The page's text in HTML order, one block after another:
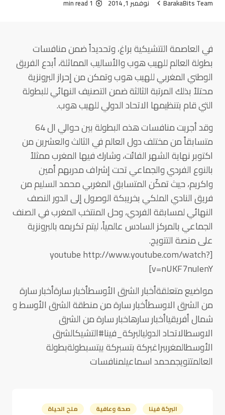
BarakaBits Team نوفمبر 1, 2014 1 min read
في العاصمة التتشيكية براغ، وتحديداً ضمن منافسات
بطولة العالم للهيب هوب والأساليب المماثلة، أبدع الفريق
الوطني المغربي للهيب هوب وتمكن من إحراز البرونزية
محتلاً بذلك المرتبة الثالثة ضمن التصنيف النهائي للبطولة
التي قام بتنظيمها الاتحاد الدولي للهيب هوب.
وقد أجريت منافسات هذه البطولة بين حوالي ال 64
متسابقاً من مختلف دول العالم في الثالث والعشرين من
اكتوبر نهاية الشهر الفائت، وشارك فيها المغرب ممثلاً
بالنوع الفردي والجماعي تحت إشراف مدربهم أمين
واكريم، حيث تمكّن المتسابق المغربي محمد السليم من
فريق النادي الملكي بخريبكة الوصول إلى الدور النصف
النهائي لمسابقة الفردي، وحل المنتخب المغرب في الصنف
الجماعي بالمركز السادس عالمياً، ليتم تكريمه بالبرونزية
على منصة التتويج.
[youtube http://www.youtube.com/watch?
v=nUKF7nuIenY]
مواضيع متعلقةأخبار الشرق الأوسطأخبار سارةأخبار سارة
من الشرق الاوسطأخبار سارة من منطقة الشرق الأوسط و
شمال أفريقياأخبار سارهاخبار سارة من الشرق
الاوسطالاتحاد الدوليالبركة_فينا#التشيكالشرق
الأوسطالمغرببراغبركة بتسبركة بيتسبطولةبطولة
العالمتتويجمحمد اسماعيلمنافسات
البركة فينا صحة وعافية ملح الحياة